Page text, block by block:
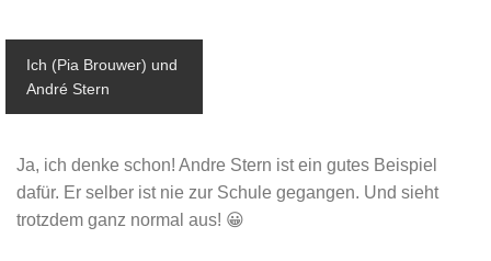
Ich (Pia Brouwer) und
André Stern
Ja, ich denke schon! Andre Stern ist ein gutes Beispiel
dafür. Er selber ist nie zur Schule gegangen. Und sieht
trotzdem ganz normal aus! 😀